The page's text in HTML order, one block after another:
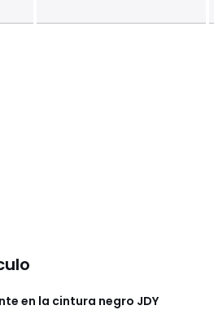
en la cintura negro JDY